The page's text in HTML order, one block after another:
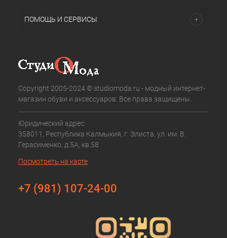
ПОМОЩЬ И СЕРВИСЫ
Copyright 2005-2024 © studiomoda.ru - модный интернет-
магазин обуви и аксессуаров. Все права защищены.
Юридический адрес:
358011, Республика Калмыкия, г. Элиста, ул. им. В.
Герасименко, д.5А, кв.58
Посмотреть на карте
+7 (981) 107-24-00